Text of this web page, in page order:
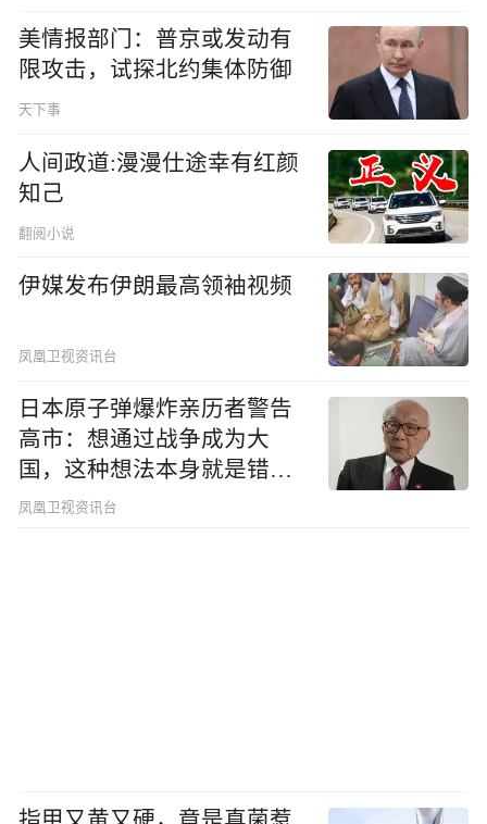
美情报部门：普京或发动有
限攻击，试探北约集体防御
天下事
人间政道:漫漫仕途幸有红颜
知己
翻阅小说
伊媒发布伊朗最高领袖视频
凤凰卫视资讯台
日本原子弹爆炸亲历者警告
高市：想通过战争成为大
国，这种想法本身就是错误
的
凤凰卫视资讯台